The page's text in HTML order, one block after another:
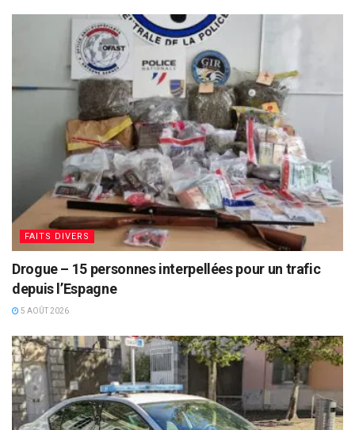
FAITS DIVERS
Drogue – 15 personnes interpellées pour un trafic
depuis l’Espagne
5 AOÛT 2026